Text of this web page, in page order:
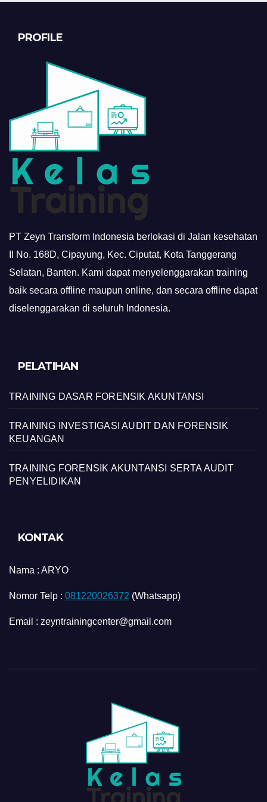
PROFILE
PT Zeyn Transform Indonesia berlokasi di Jalan kesehatan
II No. 168D, Cipayung, Kec. Ciputat, Kota Tanggerang
Selatan, Banten. Kami dapat menyelenggarakan training
baik secara offline maupun online, dan secara offline dapat
diselenggarakan di seluruh Indonesia.
PELATIHAN
TRAINING DASAR FORENSIK AKUNTANSI
TRAINING INVESTIGASI AUDIT DAN FORENSIK
KEUANGAN
TRAINING FORENSIK AKUNTANSI SERTA AUDIT
PENYELIDIKAN
KONTAK
Nama : ARYO
Nomor Telp : 081220026372 (Whatsapp)
Email : zeyntrainingcenter@gmail.com